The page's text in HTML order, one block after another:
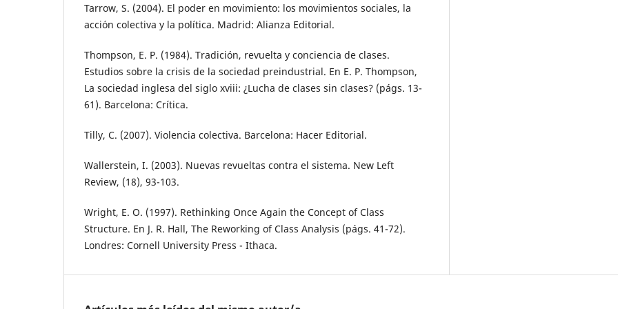
Tarrow, S. (2004). El poder en movimiento: los movimientos sociales, la
acción colectiva y la política. Madrid: Alianza Editorial.
Thompson, E. P. (1984). Tradición, revuelta y conciencia de clases.
Estudios sobre la crisis de la sociedad preindustrial. En E. P. Thompson,
La sociedad inglesa del siglo xviii: ¿Lucha de clases sin clases? (págs. 13-
61). Barcelona: Crítica.
Tilly, C. (2007). Violencia colectiva. Barcelona: Hacer Editorial.
Wallerstein, I. (2003). Nuevas revueltas contra el sistema. New Left
Review, (18), 93-103.
Wright, E. O. (1997). Rethinking Once Again the Concept of Class
Structure. En J. R. Hall, The Reworking of Class Analysis (págs. 41-72).
Londres: Cornell University Press - Ithaca.